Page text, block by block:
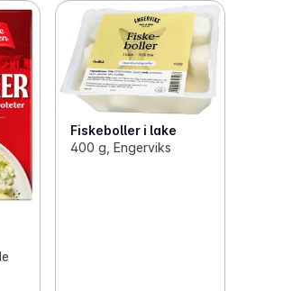
Fiskeboller i lake
400 g, Engerviks